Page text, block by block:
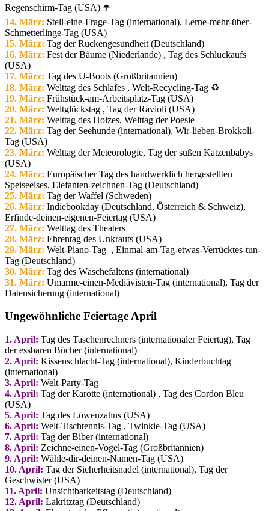
Regenschirm-Tag (USA) ☂️
14. März: Stell-eine-Frage-Tag (international), Lerne-mehr-über-
Schmetterlinge-Tag (USA)
15. März: Tag der Rückengesundheit (Deutschland)
16. März: Fest der Bäume (Niederlande) , Tag des Schluckaufs
(USA)
17. März: Tag des U-Boots (Großbritannien)
18. März: Welttag des Schlafes , Welt-Recycling-Tag ♻️
19. März: Frühstück-am-Arbeitsplatz-Tag (USA)
20. März: Weltglückstag , Tag der Ravioli (USA)
21. März: Welttag des Holzes, Welttag der Poesie
22. März: Tag der Seehunde (international), Wir-lieben-Brokkoli-
Tag (USA)
23. März: Welttag der Meteorologie, Tag der süßen Katzenbabys
(USA)
24. März: Europäischer Tag des handwerklich hergestellten
Speiseeises, Elefanten-zeichnen-Tag (Deutschland)
25. März: Tag der Waffel (Schweden)
26. März: Indiebookday (Deutschland, Österreich & Schweiz),
Erfinde-deinen-eigenen-Feiertag (USA)
27. März: Welttag des Theaters
28. März: Ehrentag des Unkrauts (USA)
29. März: Welt-Piano-Tag , Einmal-am-Tag-etwas-Verrücktes-tun-
Tag (Deutschland)
30. März: Tag des Wäschefaltens (international)
31. März: Umarme-einen-Mediävisten-Tag (international), Tag der
Datensicherung (international)
Ungewöhnliche Feiertage April
1. April: Tag des Taschenrechners (internationaler Feiertag), Tag
der essbaren Bücher (international)
2. April: Kissenschlacht-Tag (international), Kinderbuchtag
(international)
3. April: Welt-Party-Tag
4. April: Tag der Karotte (international) , Tag des Cordon Bleu
(USA)
5. April: Tag des Löwenzahns (USA)
6. April: Welt-Tischtennis-Tag , Twinkie-Tag (USA)
7. April: Tag der Biber (international)
8. April: Zeichne-einen-Vogel-Tag (Großbritannien)
9. April: Wähle-dir-deinen-Namen-Tag (USA)
10. April: Tag der Sicherheitsnadel (international), Tag der
Geschwister (USA)
11. April: Unsichtbarkeitstag (Deutschland)
12. April: Lakritztag (Deutschland)